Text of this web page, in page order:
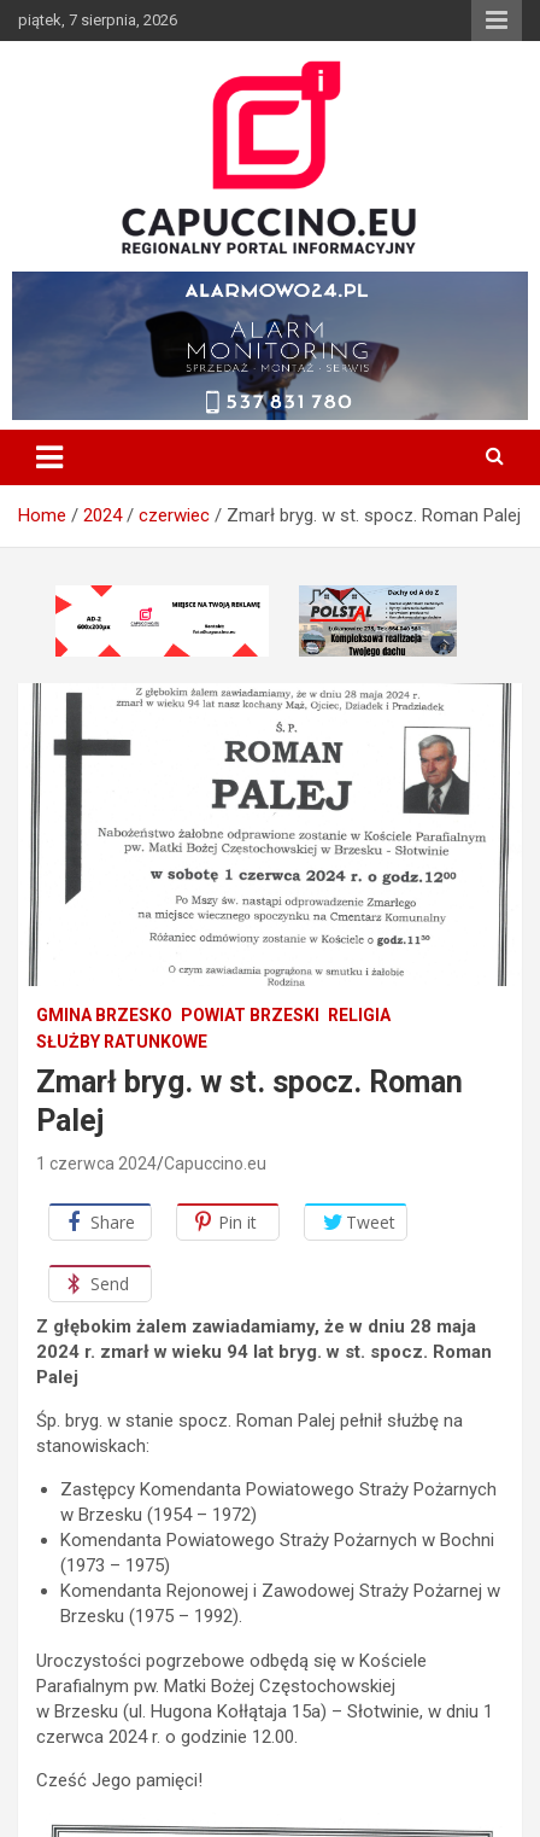
Skip
to
piątek, 7 sierpnia, 2026
CAPUCCINO.EU – Regionalny
Portal Informacyjny
Wiadomości z Borzecin, Brzesko, Szczurowa, Dębno, Gnojnik,
Czchów, Iwkowa, Bochnia, Tarnów, Informator, Wypadek, Media,
Capuccino, Pożar
Home 2024 czerwiec Zmarł bryg. w st. spocz. Roman Palej
GMINA BRZESKO POWIAT BRZESKI
RELIGIA
SŁUŻBY RATUNKOWE
Zmarł bryg. w st. spocz. Roman
Palej
1 czerwca 2024 Capuccino.eu
Share Pin it Tweet
Send
Z głębokim żalem zawiadamiamy, że w dniu 28 maja
2024 r. zmarł w wieku 94 lat bryg. w st. spocz. Roman
Palej
Śp. bryg. w stanie spocz. Roman Palej pełnił służbę na
stanowiskach:
Zastępcy Komendanta Powiatowego Straży Pożarnych
w Brzesku (1954 – 1972)
Komendanta Powiatowego Straży Pożarnych w Bochni
(1973 – 1975)
Komendanta Rejonowej i Zawodowej Straży Pożarnej w
Brzesku (1975 – 1992).
Uroczystości pogrzebowe odbędą się w Kościele
Parafialnym pw. Matki Bożej Częstochowskiej
w Brzesku (ul. Hugona Kołłątaja 15a) – Słotwinie, w dniu 1
czerwca 2024 r. o godzinie 12.00.
Cześć Jego pamięci!